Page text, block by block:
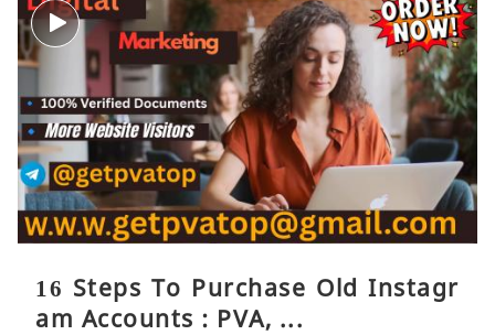
16 Steps To Purchase Old Instagr
am Accounts : PVA, ...